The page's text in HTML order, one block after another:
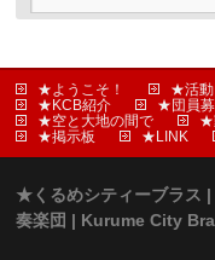
★ようこそ！ ★活動
★KCB紹介
★団員
★空と大地の間で
★
★掲示板
★LINK
★くるめシティーブラス |
奏楽団 | Kurume City